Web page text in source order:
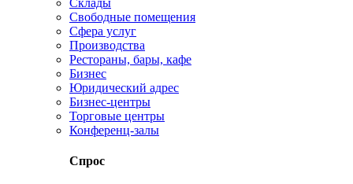
Свободные помещения
Сфера услуг
Производства
Рестораны, бары, кафе
Бизнес
Юридический адрес
Бизнес-центры
Торговые центры
Конференц-залы
Спрос